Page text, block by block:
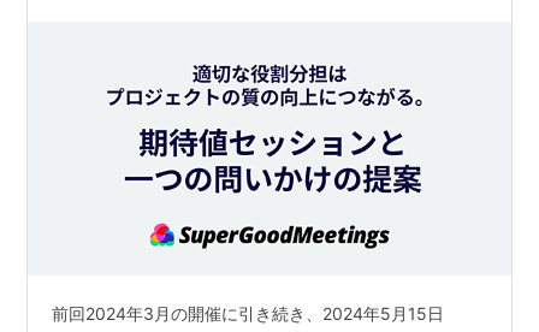
前回2024年3月の開催に引き続き、2024年5月15日